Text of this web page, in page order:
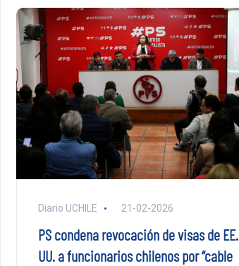
Diario UCHILE 21-02-2026
PS condena revocación de visas de EE.
UU. a funcionarios chilenos por “cable